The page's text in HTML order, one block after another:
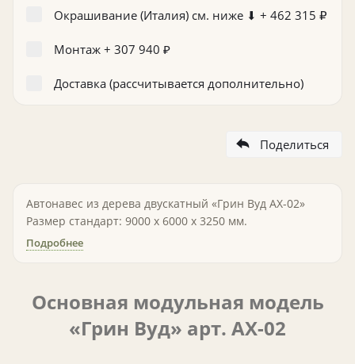
Окрашивание (Италия) см. ниже ⬇ + 462 315 ₽
Монтаж + 307 940 ₽
Доставка (рассчитывается дополнительно)
Поделиться
Автонавес из дерева двускатный «Грин Вуд АХ-02»
Размер стандарт: 9000 х 6000 х 3250 мм.
Подробнее
Основная модульная модель
«Грин Вуд» арт. АХ-02